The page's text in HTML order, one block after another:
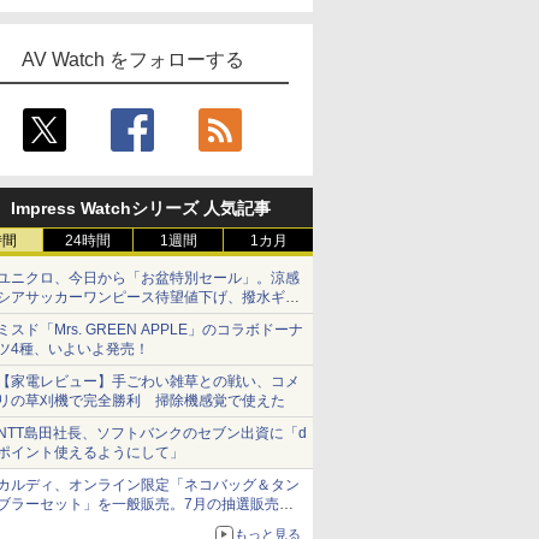
AV Watch をフォローする
Impress Watchシリーズ 人気記事
24時間 1週間 1カ月
ニクロ、今日から「お盆特別セール」。涼感
アサッカーワンピース待望値下げ、撥水ギア
ョーツは1990円に
スド「Mrs. GREEN APPLE」のコラボドーナ
4種、いよいよ発売！
家電レビュー】手ごわい雑草との戦い、コメ
の草刈機で完全勝利 掃除機感覚で使えた
島田社長、ソフトバンクのセブン出資に「d
イント使えるようにして」
ルディ、オンライン限定「ネコバッグ＆タン
ラーセット」を一般販売。7月の抽選販売の
もっと見る